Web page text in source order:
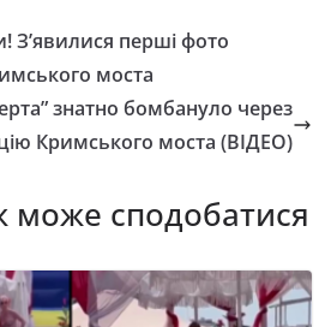
З’явилися перші фото
моста
знатно бомбануло через
Кримського моста (ВІДЕО)
може сподобатися